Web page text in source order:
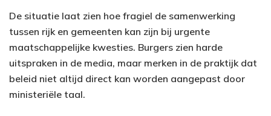
De situatie laat zien hoe fragiel de samenwerking
tussen rijk en gemeenten kan zijn bij urgente
maatschappelijke kwesties. Burgers zien harde
uitspraken in de media, maar merken in de praktijk dat
beleid niet altijd direct kan worden aangepast door
ministeriële taal.